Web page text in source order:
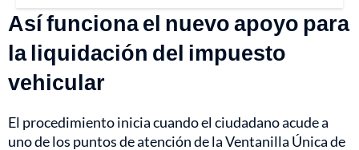
Así funciona el nuevo apoyo para
la liquidación del impuesto
vehicular
El procedimiento inicia cuando el ciudadano acude a
uno de los puntos de atención de la Ventanilla Única de